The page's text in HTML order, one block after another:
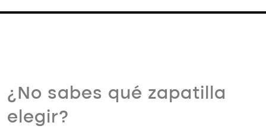
¿No sabes qué zapatilla
elegir?